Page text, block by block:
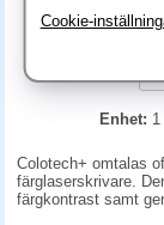
Enhet:
Colotech+ omtalas
färglaserskrivare.
färgkontrast samt
Cookie-